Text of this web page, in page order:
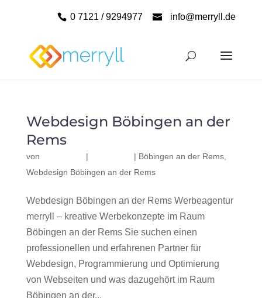
0 7121 / 9294977 info@merryll.de
Webdesign Böbingen an der
Rems
von | | Böbingen an der Rems,
Webdesign Böbingen an der Rems
Webdesign Böbingen an der Rems Werbeagentur
merryll – kreative Werbekonzepte im Raum
Böbingen an der Rems Sie suchen einen
professionellen und erfahrenen Partner für
Webdesign, Programmierung und Optimierung
von Webseiten und was dazugehört im Raum
Böbingen an der...